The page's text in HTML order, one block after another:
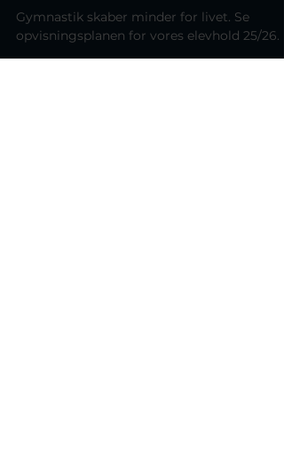
25/26
Gymnastik skaber minder for livet. Se
opvisningsplanen for vores elevhold 25/26.